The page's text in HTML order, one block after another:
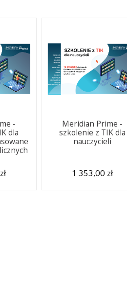
-
dla
Meridian Prime -
szkolenie z TIK dla
nauczycieli
1 353,00 zł